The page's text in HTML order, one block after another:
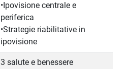
•Ipovisione centrale e
periferica
•Strategie riabilitative in
ipovisione
3 salute e benessere